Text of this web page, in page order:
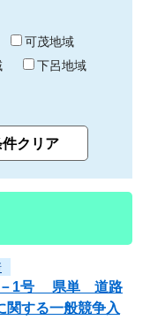
可茂地域
下呂地域
4－1号 県単 道路
関する一般競争入